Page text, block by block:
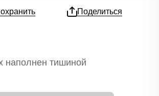
Поделиться
наполнен тишиной